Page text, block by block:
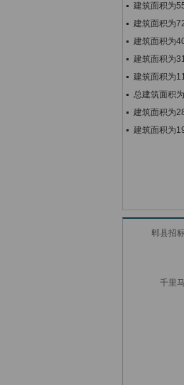
建筑面积为
建筑面积为
建筑面积为
建筑面积为
建筑面积为
总建筑面积
建筑面积为
建筑面积为
郫县招
千里